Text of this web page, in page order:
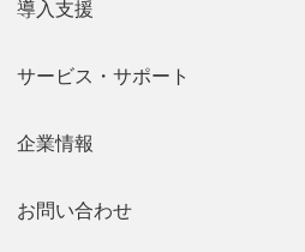
導入支援
サービス・サポート
企業情報
お問い合わせ